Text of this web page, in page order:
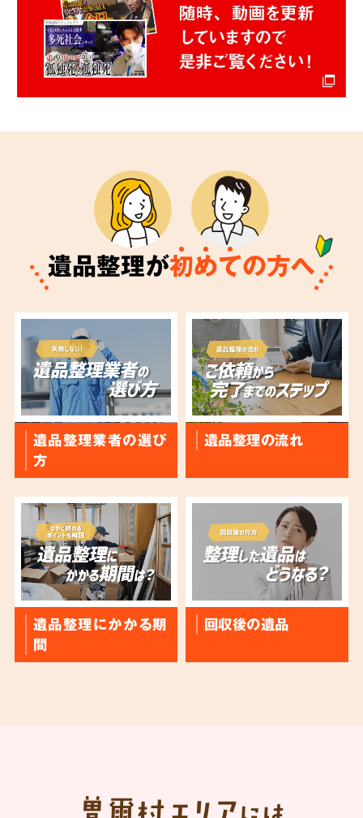
遺品整理が初めての方へ
遺品整理業者の選び
方
遺品整理の流れ
遺品整理にかかる期
間
回収後の遺品
曽爾村 エリア には